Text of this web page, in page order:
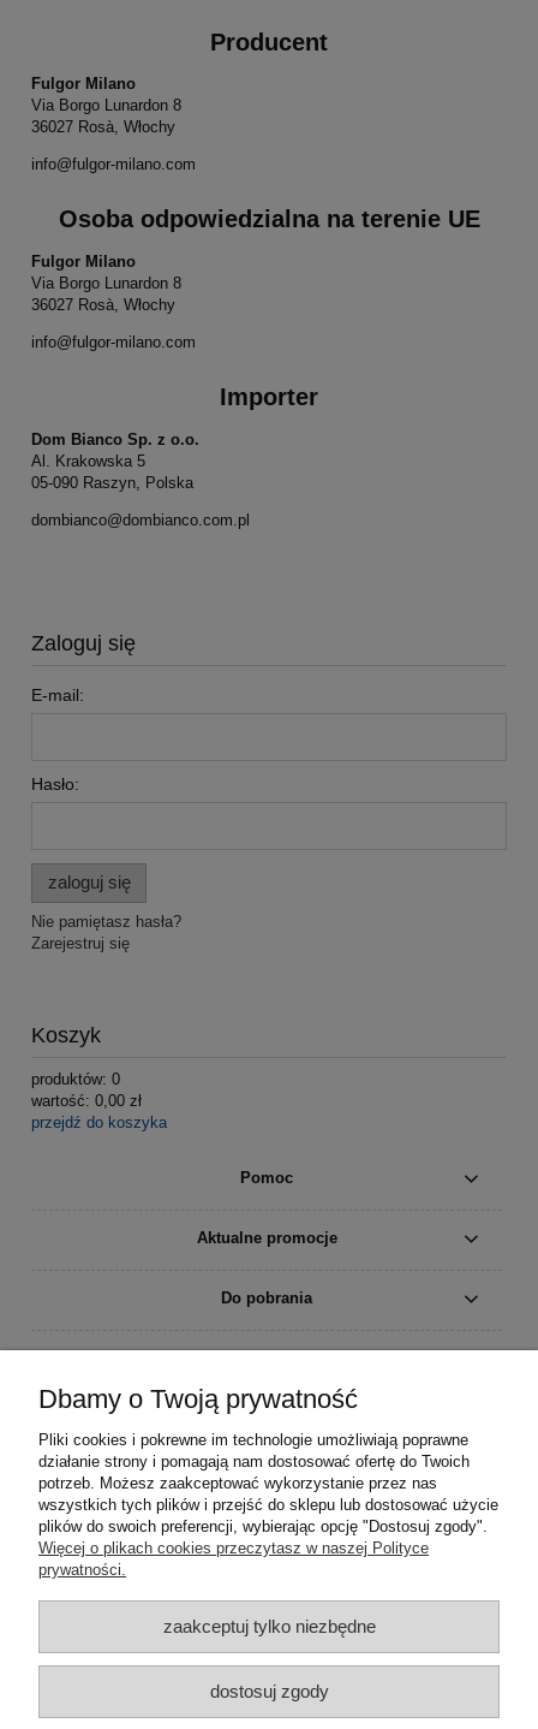
Producent
Fulgor Milano
Via Borgo Lunardon 8
36027 Rosà, Włochy
info@fulgor-milano.com
Osoba odpowiedzialna na terenie UE
Fulgor Milano
Via Borgo Lunardon 8
36027 Rosà, Włochy
info@fulgor-milano.com
Importer
Dom Bianco Sp. z o.o.
Al. Krakowska 5
05-090 Raszyn, Polska
dombianco@dombianco.com.pl
Zaloguj się
E-mail:
Hasło:
zaloguj się
Nie pamiętasz hasła?
Zarejestruj się
Koszyk
produktów: 0
wartość: 0,00 zł
przejdź do koszyka
Pomoc
Aktualne promocje
Do pobrania
Płatności i dostawa
Informacje
O nas
Dbamy o Twoją prywatność
Pliki cookies i pokrewne im technologie umożliwiają poprawne
działanie strony i pomagają nam dostosować ofertę do Twoich
potrzeb. Możesz zaakceptować wykorzystanie przez nas
wszystkich tych plików i przejść do sklepu lub dostosować użycie
plików do swoich preferencji, wybierając opcję "Dostosuj zgody".
Więcej o plikach cookies przeczytasz w naszej Polityce
prywatności.
zaakceptuj tylko niezbędne
dostosuj zgody